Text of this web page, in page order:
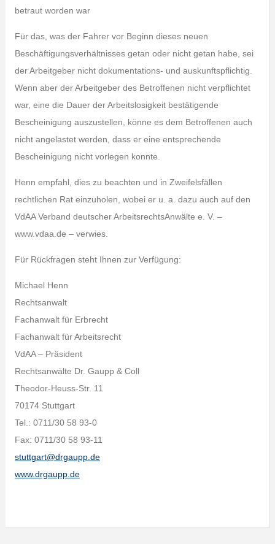
betraut worden war
Für das, was der Fahrer vor Beginn dieses neuen
Beschäftigungsverhältnisses getan oder nicht getan habe, sei
der Arbeitgeber nicht dokumentations- und auskunftspflichtig.
Wenn aber der Arbeitgeber des Betroffenen nicht verpflichtet
war, eine die Dauer der Arbeitslosigkeit bestätigende
Bescheinigung auszustellen, könne es dem Betroffenen auch
nicht angelastet werden, dass er eine entsprechende
Bescheinigung nicht vorlegen konnte.
Henn empfahl, dies zu beachten und in Zweifelsfällen
rechtlichen Rat einzuholen, wobei er u. a. dazu auch auf den
VdAA Verband deutscher ArbeitsrechtsAnwälte e. V. –
www.vdaa.de – verwies.
Für Rückfragen steht Ihnen zur Verfügung:
Michael Henn
Rechtsanwalt
Fachanwalt für Erbrecht
Fachanwalt für Arbeitsrecht
VdAA – Präsident
Rechtsanwälte Dr. Gaupp & Coll
Theodor-Heuss-Str. 11
70174 Stuttgart
Tel.: 0711/30 58 93-0
Fax: 0711/30 58 93-11
stuttgart@drgaupp.de
www.drgaupp.de